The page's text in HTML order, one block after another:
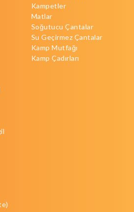
Kampetler
Matlar
Soğutucu Çantalar
Su Geçirmez Çantalar
Kamp Mutfağı
Kamp Çadırları